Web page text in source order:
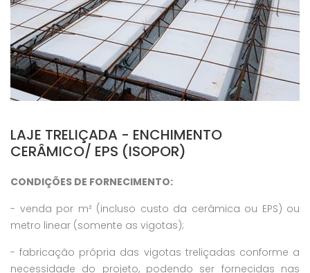
LAJE TRELIÇADA - ENCHIMENTO
CERÂMICO/ EPS (ISOPOR)
CONDIÇÕES DE FORNECIMENTO:
- venda por m² (incluso custo da cerâmica ou EPS) ou
metro linear (somente as vigotas);
- fabricação própria das vigotas treliçadas conforme a
necessidade do projeto, podendo ser fornecidas nas